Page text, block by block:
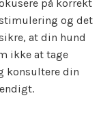
på korrekt
og det
at din hund
ikke at tage
konsultere din